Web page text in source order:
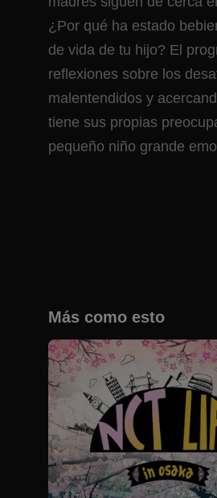
¿Por qué ha estado
de vida de tu hijo? El
reflexiones sobre los
malentendidos y
tiene sus propias
pequeño niño grande
Más como esto